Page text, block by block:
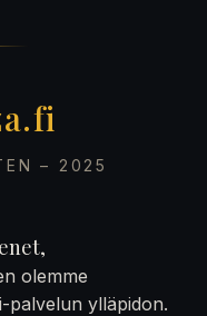
– 2025
olemme
palvelun ylläpidon.